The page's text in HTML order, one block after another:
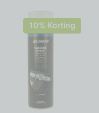
10% Korting